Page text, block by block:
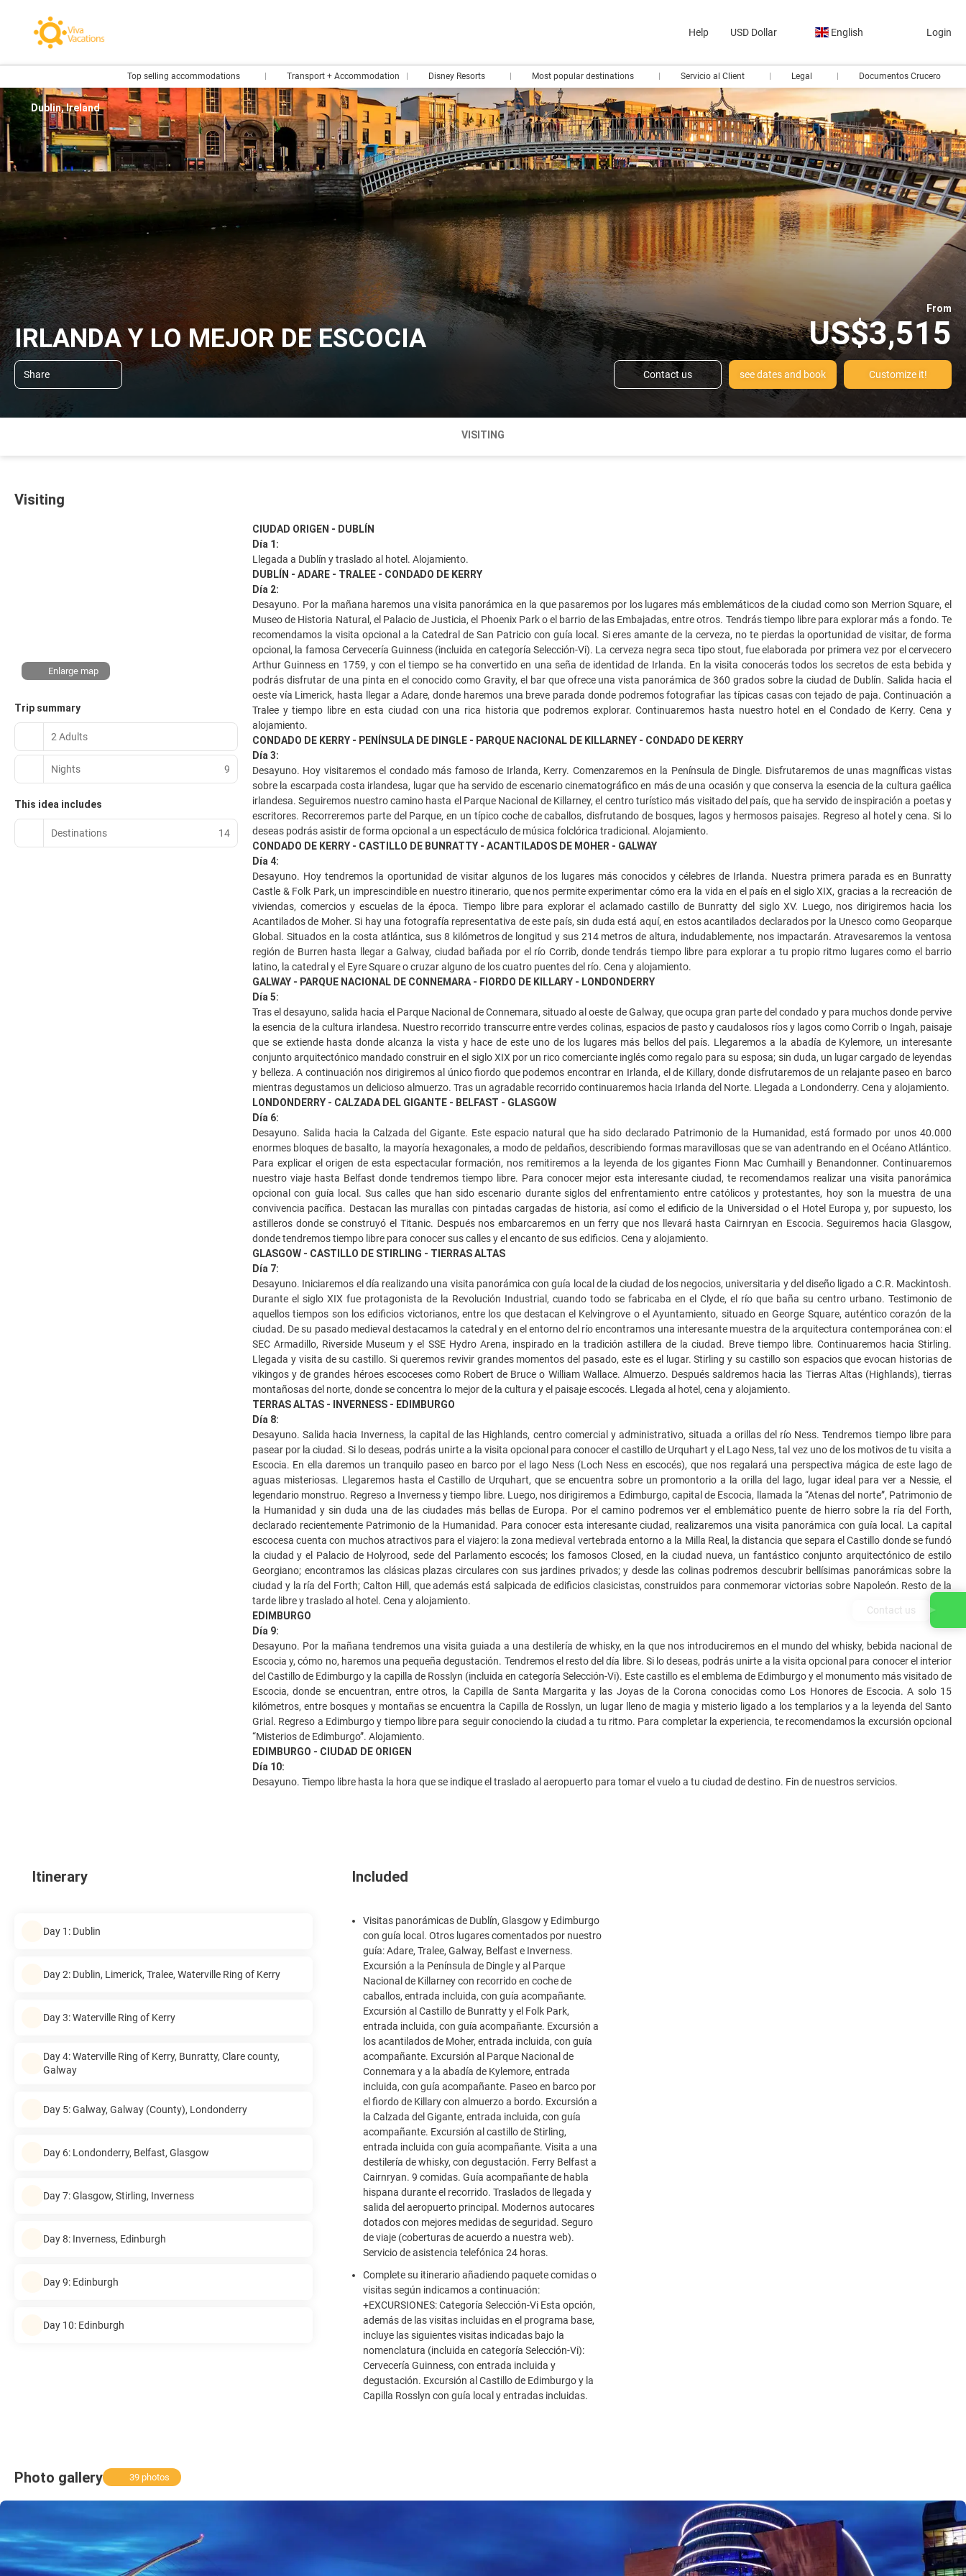
Help USD Dollar English Login
Top selling accommodations Transport + Accommodation Disney Resorts Most popular destinations Servicio al Client Legal Documentos Crucero
IRLANDA Y LO MEJOR DE ESCOCIA
From
US$3,515
Share Contact us see dates and book Customize it!
Dublin, Ireland
VISITING
Visiting
Enlarge map
Trip summary
2 Adults
Nights 9
This idea includes
Destinations 14
CIUDAD ORIGEN - DUBLÍN
Día 1:
Llegada a Dublín y traslado al hotel. Alojamiento.
DUBLÍN - ADARE - TRALEE - CONDADO DE KERRY
Día 2:
Desayuno. Por la mañana haremos una visita panorámica en la que pasaremos por los lugares más emblemáticos de la ciudad como son Merrion Square, el
Museo de Historia Natural, el Palacio de Justicia, el Phoenix Park o el barrio de las Embajadas, entre otros. Tendrás tiempo libre para explorar más a fondo. Te
recomendamos la visita opcional a la Catedral de San Patricio con guía local. Si eres amante de la cerveza, no te pierdas la oportunidad de visitar, de forma
opcional, la famosa Cervecería Guinness (incluida en categoría Selección-Vi). La cerveza negra seca tipo stout, fue elaborada por primera vez por el cervecero
Arthur Guinness en 1759, y con el tiempo se ha convertido en una seña de identidad de Irlanda. En la visita conocerás todos los secretos de esta bebida y
podrás disfrutar de una pinta en el conocido como Gravity, el bar que ofrece una vista panorámica de 360 grados sobre la ciudad de Dublín. Salida hacia el
oeste vía Limerick, hasta llegar a Adare, donde haremos una breve parada donde podremos fotografiar las típicas casas con tejado de paja. Continuación a
Tralee y tiempo libre en esta ciudad con una rica historia que podremos explorar. Continuaremos hasta nuestro hotel en el Condado de Kerry. Cena y
alojamiento.
CONDADO DE KERRY - PENÍNSULA DE DINGLE - PARQUE NACIONAL DE KILLARNEY - CONDADO DE KERRY
Día 3:
Desayuno. Hoy visitaremos el condado más famoso de Irlanda, Kerry. Comenzaremos en la Península de Dingle. Disfrutaremos de unas magníficas vistas
sobre la escarpada costa irlandesa, lugar que ha servido de escenario cinematográfico en más de una ocasión y que conserva la esencia de la cultura gaélica
irlandesa. Seguiremos nuestro camino hasta el Parque Nacional de Killarney, el centro turístico más visitado del país, que ha servido de inspiración a poetas y
escritores. Recorreremos parte del Parque, en un típico coche de caballos, disfrutando de bosques, lagos y hermosos paisajes. Regreso al hotel y cena. Si lo
deseas podrás asistir de forma opcional a un espectáculo de música folclórica tradicional. Alojamiento.
CONDADO DE KERRY - CASTILLO DE BUNRATTY - ACANTILADOS DE MOHER - GALWAY
Día 4:
Desayuno. Hoy tendremos la oportunidad de visitar algunos de los lugares más conocidos y célebres de Irlanda. Nuestra primera parada es en Bunratty
Castle & Folk Park, un imprescindible en nuestro itinerario, que nos permite experimentar cómo era la vida en el país en el siglo XIX, gracias a la recreación de
viviendas, comercios y escuelas de la época. Tiempo libre para explorar el aclamado castillo de Bunratty del siglo XV. Luego, nos dirigiremos hacia los
Acantilados de Moher. Si hay una fotografía representativa de este país, sin duda está aquí, en estos acantilados declarados por la Unesco como Geoparque
Global. Situados en la costa atlántica, sus 8 kilómetros de longitud y sus 214 metros de altura, indudablemente, nos impactarán. Atravesaremos la ventosa
región de Burren hasta llegar a Galway, ciudad bañada por el río Corrib, donde tendrás tiempo libre para explorar a tu propio ritmo lugares como el barrio
latino, la catedral y el Eyre Square o cruzar alguno de los cuatro puentes del río. Cena y alojamiento.
GALWAY - PARQUE NACIONAL DE CONNEMARA - FIORDO DE KILLARY - LONDONDERRY
Día 5:
Tras el desayuno, salida hacia el Parque Nacional de Connemara, situado al oeste de Galway, que ocupa gran parte del condado y para muchos donde pervive
la esencia de la cultura irlandesa. Nuestro recorrido transcurre entre verdes colinas, espacios de pasto y caudalosos ríos y lagos como Corrib o Ingah, paisaje
que se extiende hasta donde alcanza la vista y hace de este uno de los lugares más bellos del país. Llegaremos a la abadía de Kylemore, un interesante
conjunto arquitectónico mandado construir en el siglo XIX por un rico comerciante inglés como regalo para su esposa; sin duda, un lugar cargado de leyendas
y belleza. A continuación nos dirigiremos al único fiordo que podemos encontrar en Irlanda, el de Killary, donde disfrutaremos de un relajante paseo en barco
mientras degustamos un delicioso almuerzo. Tras un agradable recorrido continuaremos hacia Irlanda del Norte. Llegada a Londonderry. Cena y alojamiento.
LONDONDERRY - CALZADA DEL GIGANTE - BELFAST - GLASGOW
Día 6:
Desayuno. Salida hacia la Calzada del Gigante. Este espacio natural que ha sido declarado Patrimonio de la Humanidad, está formado por unos 40.000
enormes bloques de basalto, la mayoría hexagonales, a modo de peldaños, describiendo formas maravillosas que se van adentrando en el Océano Atlántico.
Para explicar el origen de esta espectacular formación, nos remitiremos a la leyenda de los gigantes Fionn Mac Cumhaill y Benandonner. Continuaremos
nuestro viaje hasta Belfast donde tendremos tiempo libre. Para conocer mejor esta interesante ciudad, te recomendamos realizar una visita panorámica
opcional con guía local. Sus calles que han sido escenario durante siglos del enfrentamiento entre católicos y protestantes, hoy son la muestra de una
convivencia pacífica. Destacan las murallas con pintadas cargadas de historia, así como el edificio de la Universidad o el Hotel Europa y, por supuesto, los
astilleros donde se construyó el Titanic. Después nos embarcaremos en un ferry que nos llevará hasta Cairnryan en Escocia. Seguiremos hacia Glasgow,
donde tendremos tiempo libre para conocer sus calles y el encanto de sus edificios. Cena y alojamiento.
GLASGOW - CASTILLO DE STIRLING - TIERRAS ALTAS
Día 7:
Desayuno. Iniciaremos el día realizando una visita panorámica con guía local de la ciudad de los negocios, universitaria y del diseño ligado a C.R. Mackintosh.
Durante el siglo XIX fue protagonista de la Revolución Industrial, cuando todo se fabricaba en el Clyde, el río que baña su centro urbano. Testimonio de
aquellos tiempos son los edificios victorianos, entre los que destacan el Kelvingrove o el Ayuntamiento, situado en George Square, auténtico corazón de la
ciudad. De su pasado medieval destacamos la catedral y en el entorno del río encontramos una interesante muestra de la arquitectura contemporánea con: el
SEC Armadillo, Riverside Museum y el SSE Hydro Arena, inspirado en la tradición astillera de la ciudad. Breve tiempo libre. Continuaremos hacia Stirling.
Llegada y visita de su castillo. Si queremos revivir grandes momentos del pasado, este es el lugar. Stirling y su castillo son espacios que evocan historias de
vikingos y de grandes héroes escoceses como Robert de Bruce o William Wallace. Almuerzo. Después saldremos hacia las Tierras Altas (Highlands), tierras
montañosas del norte, donde se concentra lo mejor de la cultura y el paisaje escocés. Llegada al hotel, cena y alojamiento.
TERRAS ALTAS - INVERNESS - EDIMBURGO
Día 8:
Desayuno. Salida hacia Inverness, la capital de las Highlands, centro comercial y administrativo, situada a orillas del río Ness. Tendremos tiempo libre para
pasear por la ciudad. Si lo deseas, podrás unirte a la visita opcional para conocer el castillo de Urquhart y el Lago Ness, tal vez uno de los motivos de tu visita a
Escocia. En ella daremos un tranquilo paseo en barco por el lago Ness (Loch Ness en escocés), que nos regalará una perspectiva mágica de este lago de
aguas misteriosas. Llegaremos hasta el Castillo de Urquhart, que se encuentra sobre un promontorio a la orilla del lago, lugar ideal para ver a Nessie, el
legendario monstruo. Regreso a Inverness y tiempo libre. Luego, nos dirigiremos a Edimburgo, capital de Escocia, llamada la “Atenas del norte”, Patrimonio de
la Humanidad y sin duda una de las ciudades más bellas de Europa. Por el camino podremos ver el emblemático puente de hierro sobre la ría del Forth,
declarado recientemente Patrimonio de la Humanidad. Para conocer esta interesante ciudad, realizaremos una visita panorámica con guía local. La capital
escocesa cuenta con muchos atractivos para el viajero: la zona medieval vertebrada entorno a la Milla Real, la distancia que separa el Castillo donde se fundó
la ciudad y el Palacio de Holyrood, sede del Parlamento escocés; los famosos Closed, en la ciudad nueva, un fantástico conjunto arquitectónico de estilo
Georgiano; encontramos las clásicas plazas circulares con sus jardines privados; y desde las colinas podremos descubrir bellísimas panorámicas sobre la
ciudad y la ría del Forth; Calton Hill, que además está salpicada de edificios clasicistas, construidos para conmemorar victorias sobre Napoleón. Resto de la
tarde libre y traslado al hotel. Cena y alojamiento.
EDIMBURGO
Día 9:
Desayuno. Por la mañana tendremos una visita guiada a una destilería de whisky, en la que nos introduciremos en el mundo del whisky, bebida nacional de
Escocia y, cómo no, haremos una pequeña degustación. Tendremos el resto del día libre. Si lo deseas, podrás unirte a la visita opcional para conocer el interior
del Castillo de Edimburgo y la capilla de Rosslyn (incluida en categoría Selección-Vi). Este castillo es el emblema de Edimburgo y el monumento más visitado de
Escocia, donde se encuentran, entre otros, la Capilla de Santa Margarita y las Joyas de la Corona conocidas como Los Honores de Escocia. A solo 15
kilómetros, entre bosques y montañas se encuentra la Capilla de Rosslyn, un lugar lleno de magia y misterio ligado a los templarios y a la leyenda del Santo
Grial. Regreso a Edimburgo y tiempo libre para seguir conociendo la ciudad a tu ritmo. Para completar la experiencia, te recomendamos la excursión opcional
“Misterios de Edimburgo”. Alojamiento.
EDIMBURGO - CIUDAD DE ORIGEN
Día 10:
Desayuno. Tiempo libre hasta la hora que se indique el traslado al aeropuerto para tomar el vuelo a tu ciudad de destino. Fin de nuestros servicios.
Itinerary
Day 1: Dublin
Day 2: Dublin, Limerick, Tralee, Waterville Ring of Kerry
Day 3: Waterville Ring of Kerry
Day 4: Waterville Ring of Kerry, Bunratty, Clare county,
Galway
Day 5: Galway, Galway (County), Londonderry
Day 6: Londonderry, Belfast, Glasgow
Day 7: Glasgow, Stirling, Inverness
Day 8: Inverness, Edinburgh
Day 9: Edinburgh
Day 10: Edinburgh
Included
Visitas panorámicas de Dublín, Glasgow y Edimburgo
con guía local. Otros lugares comentados por nuestro
guía: Adare, Tralee, Galway, Belfast e Inverness.
Excursión a la Península de Dingle y al Parque
Nacional de Killarney con recorrido en coche de
caballos, entrada incluida, con guía acompañante.
Excursión al Castillo de Bunratty y el Folk Park,
entrada incluida, con guía acompañante. Excursión a
los acantilados de Moher, entrada incluida, con guía
acompañante. Excursión al Parque Nacional de
Connemara y a la abadía de Kylemore, entrada
incluida, con guía acompañante. Paseo en barco por
el fiordo de Killary con almuerzo a bordo. Excursión a
la Calzada del Gigante, entrada incluida, con guía
acompañante. Excursión al castillo de Stirling,
entrada incluida con guía acompañante. Visita a una
destilería de whisky, con degustación. Ferry Belfast a
Cairnryan. 9 comidas. Guía acompañante de habla
hispana durante el recorrido. Traslados de llegada y
salida del aeropuerto principal. Modernos autocares
dotados con mejores medidas de seguridad. Seguro
de viaje (coberturas de acuerdo a nuestra web).
Servicio de asistencia telefónica 24 horas.
Complete su itinerario añadiendo paquete comidas o
visitas según indicamos a continuación:
+EXCURSIONES: Categoría Selección-Vi Esta opción,
además de las visitas incluidas en el programa base,
incluye las siguientes visitas indicadas bajo la
nomenclatura (incluida en categoría Selección-Vi):
Cervecería Guinness, con entrada incluida y
degustación. Excursión al Castillo de Edimburgo y la
Capilla Rosslyn con guía local y entradas incluidas.
Photo gallery 39 photos
Contact us